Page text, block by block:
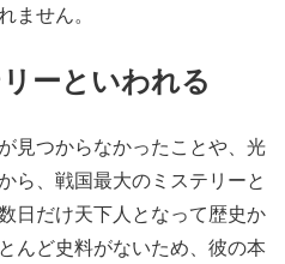
ません。
ーといわれる
見つからなかったことや、光
ら、戦国最大のミステリーと
日だけ天下人となって歴史か
んど史料がないため、彼の本